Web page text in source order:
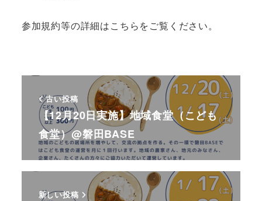
参加規約等の詳細はこちらをご覧ください。
古い投稿
【12月20日実施】地域食堂（こども
食堂）@磐田BASE
新しい投稿